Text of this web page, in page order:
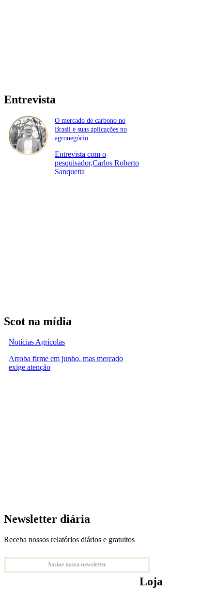
Entrevista
O mercado de carbono no
Brasil e suas aplicações no
agronegócio
Entrevista com o
pesquisador,Carlos Roberto
Sanquetta
Scot na mídia
Notícias Agrícolas
Arroba firme em junho, mas mercado
exige atenção
Newsletter diária
Receba nossos relatórios diários e gratuitos
Assine nossa newsletter
Loja